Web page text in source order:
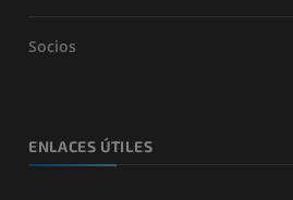
Socios
ENLACES ÚTILES